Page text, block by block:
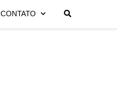
CONTATO